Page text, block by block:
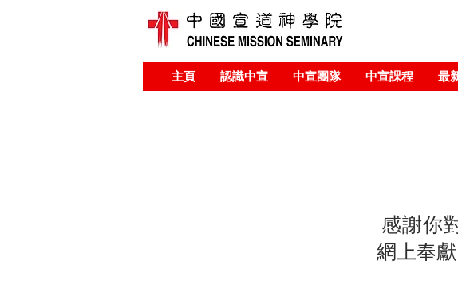
主頁 認識中宣 中宣團隊 中宣課程 最
感謝你
網上奉